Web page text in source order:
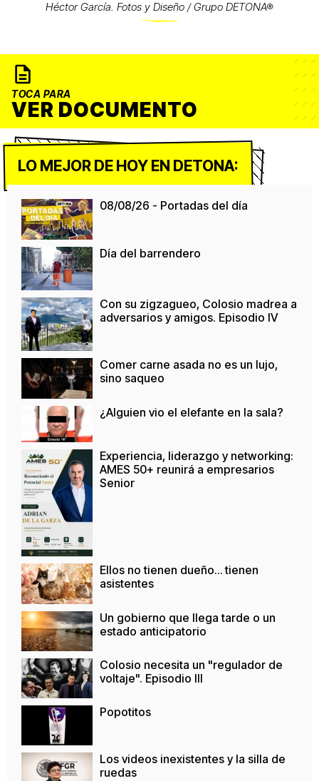
Héctor García. Fotos y Diseño / Grupo DETONA®
TOCA PARA
VER DOCUMENTO
LO MEJOR DE HOY EN DETONA:
08/08/26 - Portadas del día
Día del barrendero
Con su zigzagueo, Colosio madrea a
adversarios y amigos. Episodio IV
Comer carne asada no es un lujo,
sino saqueo
¿Alguien vio el elefante en la sala?
Experiencia, liderazgo y networking:
AMES 50+ reunirá a empresarios
Senior
Ellos no tienen dueño… tienen
asistentes
Un gobierno que llega tarde o un
estado anticipatorio
Colosio necesita un "regulador de
voltaje". Episodio III
Popotitos
Los videos inexistentes y la silla de
ruedas